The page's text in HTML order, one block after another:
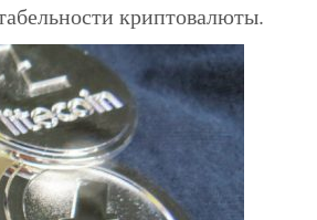
криптовалюты.